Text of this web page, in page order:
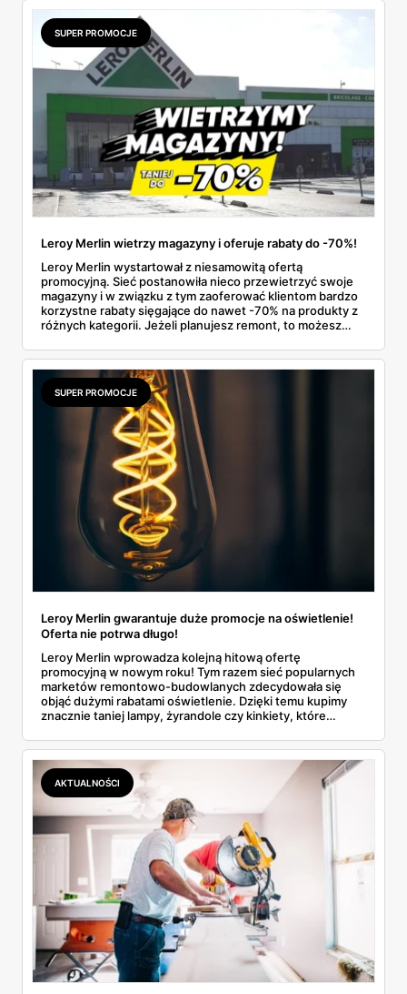
SUPER PROMOCJE
Leroy Merlin wietrzy magazyny i oferuje rabaty do -70%!
Leroy Merlin wystartował z niesamowitą ofertą
promocyjną. Sieć postanowiła nieco przewietrzyć swoje
magazyny i w związku z tym zaoferować klientom bardzo
korzystne rabaty sięgające do nawet -70% na produkty z
różnych kategorii. Jeżeli planujesz remont, to możesz
co najważniejsze, sporo zaoszczędzić!
SUPER PROMOCJE
Leroy Merlin gwarantuje duże promocje na oświetlenie!
Oferta nie potrwa długo!
Leroy Merlin wprowadza kolejną hitową ofertę
promocyjną w nowym roku! Tym razem sieć popularnych
marketów remontowo-budowlanych zdecydowała się
objąć dużymi rabatami oświetlenie. Dzięki temu kupimy
znacznie taniej lampy, żyrandole czy kinkiety, które
produkty zostały przecenione i do kiedy potrwają zniżki!
AKTUALNOŚCI